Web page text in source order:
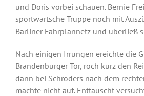
und Doris vorbei schauen. Bernie
sportwartsche Truppe noch mit
Bärliner Fahrplannetz und überließ
Nach einigen Irrungen ereichte die
Brandenburger Tor, roch kurz den
dann bei Schröders nach dem
machte nicht auf. Enttäuscht